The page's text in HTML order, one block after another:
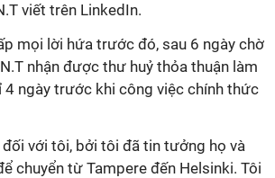
viết trên LinkedIn.
mọi lời hứa trước đó, sau 6 ngày chờ
nhận được thư huỷ thỏa thuận làm
ngày trước khi công việc chính thức
với tôi, bởi tôi đã tin tưởng họ và
chuyển từ Tampere đến Helsinki. Tôi